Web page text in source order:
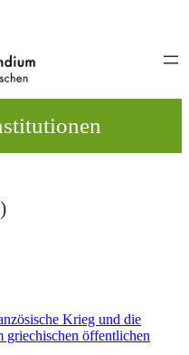
Krieg und die
griechischen öffentlichen